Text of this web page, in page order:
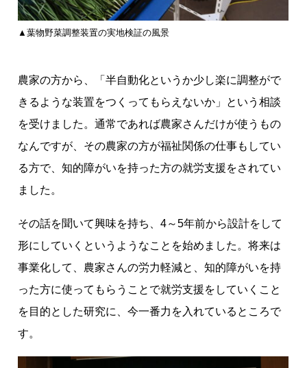
▲葉物野菜調整装置の実地検証の風景
農家の方から、「半自動化というか少し楽に調整がで
きるような装置をつくってもらえないか」という相談
を受けました。通常であれば農家さんだけが使うもの
なんですが、その農家の方が福祉関係の仕事もしてい
る方で、知的障がいを持った方の就労支援をされてい
ました。
その話を聞いて興味を持ち、4～5年前から設計をして
形にしていくというようなことを始めました。将来は
事業化して、農家さんの労力軽減と、知的障がいを持
った方に使ってもらうことで就労支援をしていくこと
を目的とした研究に、今一番力を入れているところで
す。